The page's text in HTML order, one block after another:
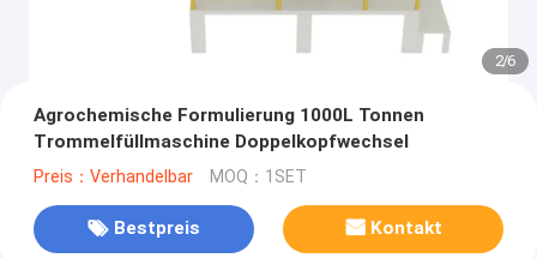
2/6
Agrochemische Formulierung 1000L Tonnen
Trommelfüllmaschine Doppelkopfwechsel
Preis：Verhandelbar MOQ：1SET
Bestpreis Kontakt